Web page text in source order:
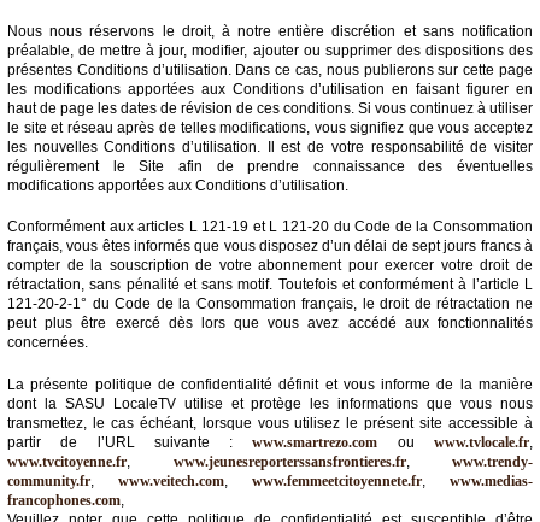
Blogs
Prémium
Inscription
annuaire
pro
Accès
Nous nous réservons le droit, à notre entière discrétion et sans notification
préalable, de mettre à jour, modifier, ajouter ou supprimer des dispositions des
présentes Conditions d’utilisation. Dans ce cas, nous publierons sur cette page
les modifications apportées aux Conditions d’utilisation en faisant figurer en
haut de page les dates de révision de ces conditions. Si vous continuez à utiliser
le site et réseau après de telles modifications, vous signifiez que vous acceptez
les nouvelles Conditions d’utilisation. Il est de votre responsabilité de visiter
régulièrement le Site afin de prendre connaissance des éventuelles
modifications apportées aux Conditions d’utilisation.
Conformément aux articles L 121-19 et L 121-20 du Code de la Consommation
français, vous êtes informés que vous disposez d’un délai de sept jours francs à
compter de la souscription de votre abonnement pour exercer votre droit de
rétractation, sans pénalité et sans motif. Toutefois et conformément à l’article L
121-20-2-1° du Code de la Consommation français, le droit de rétractation ne
peut plus être exercé dès lors que vous avez accédé aux fonctionnalités
concernées.
La présente politique de confidentialité définit et vous informe de la manière
dont la SASU LocaleTV utilise et protège les informations que vous nous
transmettez, le cas échéant, lorsque vous utilisez le présent site accessible à
partir de l’URL suivante :www.smartrezo.com ouwww.tvlocale.fr,
www.tvcitoyenne.fr, www.jeunesreporterssansfrontieres.fr, www.trendy-
community.fr, www.veitech.com, www.femmeetcitoyennete.fr, www.medias-
francophones.com,